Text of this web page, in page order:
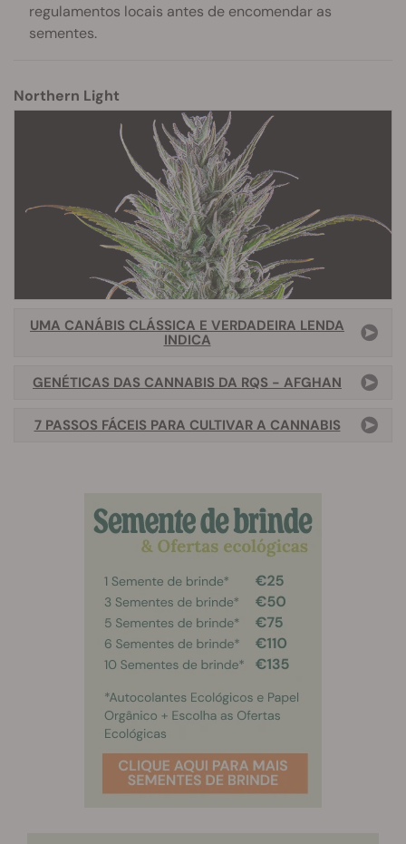
regulamentos locais antes de encomendar as
sementes.
Northern Light
UMA CANÁBIS CLÁSSICA E VERDADEIRA LENDA
INDICA
GENÉTICAS DAS CANNABIS DA RQS - AFGHAN
7 PASSOS FÁCEIS PARA CULTIVAR A CANNABIS